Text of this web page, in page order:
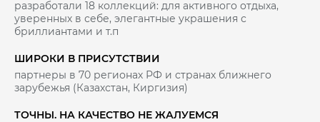
разработали 18 коллекций: для активного отдыха,
уверенных в себе, элегантные украшения с
бриллиантами и т.п
ШИРОКИ В ПРИСУТСТВИИ
партнеры в 70 регионах РФ и странах ближнего
зарубежья (Казахстан, Киргизия)
ТОЧНЫ. НА КАЧЕСТВО НЕ ЖАЛУЕМСЯ